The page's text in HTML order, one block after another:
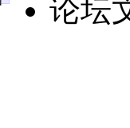
论坛